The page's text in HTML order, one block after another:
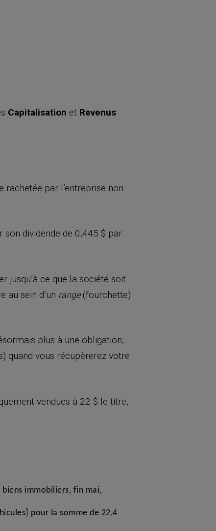
Capitalisation et Revenus
rachetée par l’entreprise non
son dividende de 0,445 $ par
jusqu’à ce que la société soit
au sein d’un range(fourchette)
plus à une obligation,
quand vous récupèrerez votre
vendues à 22 $ le titre,
biens immobiliers, fin mai,
pour la somme de 22,4